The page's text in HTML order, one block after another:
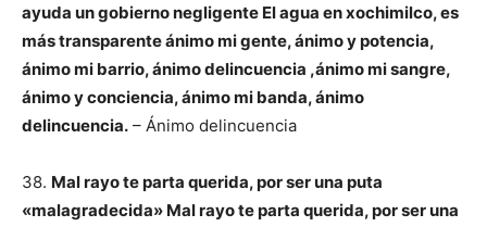
ayuda un gobierno negligente El agua en xochimilco, es
más transparente ánimo mi gente, ánimo y potencia,
ánimo mi barrio, ánimo delincuencia ,ánimo mi sangre,
ánimo y conciencia, ánimo mi banda, ánimo
delincuencia. – Ánimo delincuencia
38. Mal rayo te parta querida, por ser una puta
«malagradecida» Mal rayo te parta querida,por ser una